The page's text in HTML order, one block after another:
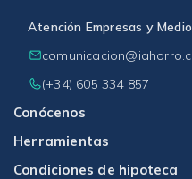
Conócenos
Herramientas
Condiciones de hipoteca
Atención Empresas y
(+34) 605 334 857